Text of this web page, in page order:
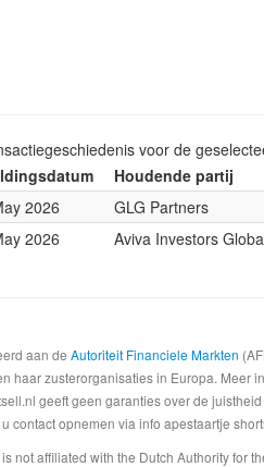
voor de
Houdende partij
2026
GLG Partners
2026
Aviva Investors
aan de Autoriteit Financiele Markten
haar zusterorganisaties in Europa.
geeft geen garanties over de
contact opnemen via info apestaartje
not affiliated with the Dutch Authority for